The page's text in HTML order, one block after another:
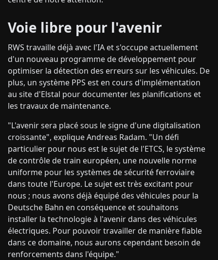
Voie libre pour l'avenir
RWS travaille déjà avec l'IA et s'occupe actuellement
d'un nouveau programme de développement pour
optimiser la détection des erreurs sur les véhicules. De
plus, un système PPS est en cours d'implémentation
au site d'Elstal pour documenter les planifications et
les travaux de maintenance.
"L'avenir sera placé sous le signe d'une digitalisation
croissante", explique Andreas Radam. "Un défi
particulier pour nous est le sujet de l'ETCS, le système
de contrôle de train européen, une nouvelle norme
uniforme pour les systèmes de sécurité ferroviaire
dans toute l'Europe. Le sujet est très excitant pour
nous ; nous avons déjà équipé des véhicules pour la
Deutsche Bahn en conséquence et souhaitons
installer la technologie à l'avenir dans des véhicules
électriques. Pour pouvoir travailler de manière fiable
dans ce domaine, nous aurons cependant besoin de
renforcements dans l'équipe."